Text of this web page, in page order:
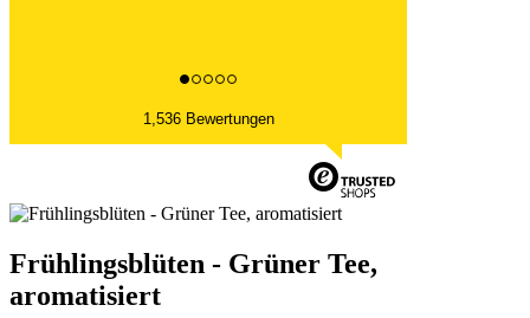
1,536 Bewertungen
Frühlingsblüten - Grüner Tee,
aromatisiert